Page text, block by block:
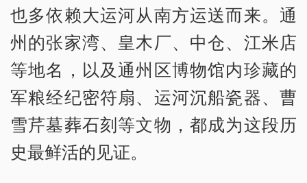
也多依赖大运河从南方运送而来。通
州的张家湾、皇木厂、中仓、江米店
等地名，以及通州区博物馆内珍藏的
军粮经纪密符扇、运河沉船瓷器、曹
雪芹墓葬石刻等文物，都成为这段历
史最鲜活的见证。